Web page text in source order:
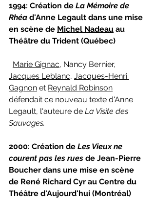
1994: Création de La Mémoire de
Rhéa d'Anne Legault dans une mise
en scène de Michel Nadeau au
Théâtre du Trident (Québec)
Marie Gignac, Nancy Bernier,
Jacques Leblanc, Jacques-Henri
Gagnon et Reynald Robinson
défendait ce nouveau texte d'Anne
Legault, l'auteure de La Visite des
Sauvages.
2000: Création de Les Vieux ne
courent pas les rues de Jean-Pierre
Boucher dans une mise en scène
de René Richard Cyr au Centre du
Théâtre d'Aujourd'hui (Montréal)